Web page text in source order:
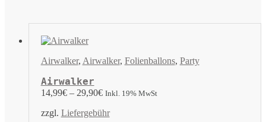
auf.
Optionen
auf
der
Produktseite
gewählt
werden
Airwalker, Airwalker, Folienballons, Party
Airwalker
14,99€– 29,90€ Inkl. 19% MwSt
zzgl. Liefergebühr